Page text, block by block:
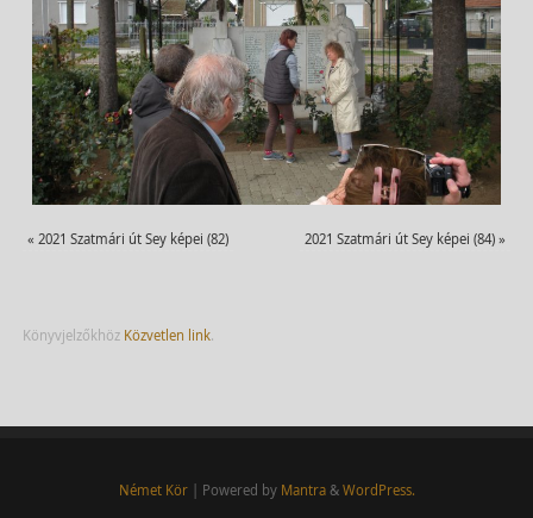
« 2021 Szatmári út Sey képei (82) 2021 Szatmári út Sey képei (84) »
Könyvjelzőkhöz Közvetlen link.
Német Kör| Powered by Mantra& WordPress.